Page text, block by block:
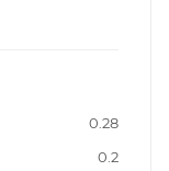
0.28
0.2